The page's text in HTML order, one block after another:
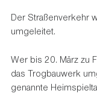
Der Straßenverkehr
umgeleitet.
Wer bis 20. März zu
das Trogbauwerk
genannte